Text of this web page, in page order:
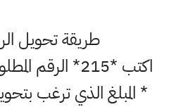
طريقة تحويل
اكتب *215*
* المبلغ الذي ترغب